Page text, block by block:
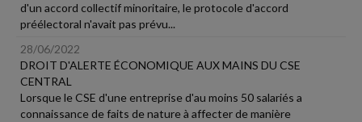
d'un accord collectif minoritaire, le protocole d'accord
préélectoral n'avait pas prévu...
28/06/2022
DROIT D'ALERTE ÉCONOMIQUE AUX MAINS DU CSE
CENTRAL
Lorsque le CSE d'une entreprise d'au moins 50 salariés a
connaissance de faits de nature à affecter de manière